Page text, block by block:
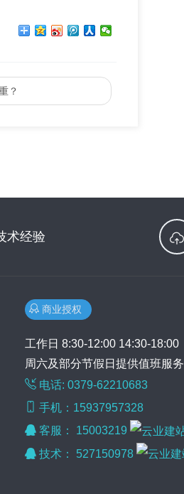
？
术经验
商业授权
工作日 8:30-12:00 14:30-18:00
周六及部分节假日提供值班服务
电话: 0379-62210683
手机：15937957328
客服： 15003219
技术： 527150978